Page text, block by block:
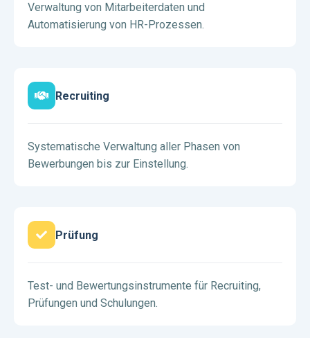
Verwaltung von Mitarbeiterdaten und
Automatisierung von HR-Prozessen.
Recruiting
Systematische Verwaltung aller Phasen von
Bewerbungen bis zur Einstellung.
Prüfung
Test- und Bewertungsinstrumente für Recruiting,
Prüfungen und Schulungen.